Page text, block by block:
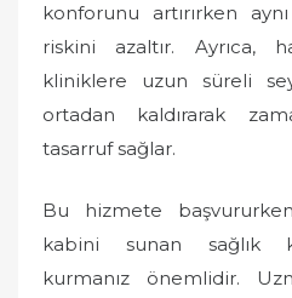
konforunu artırırken
riskini azaltır. Ayrıca,
kliniklere uzun süreli
ortadan kaldırarak
tasarruf sağlar.
Bu hizmete
kabini sunan sağlık
kurmanız önemlidir.